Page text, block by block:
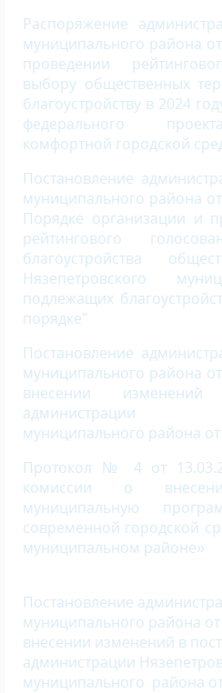
Распоряжение
муниципального района
проведении
выбору общественных
благоустройству в 2024
федерального
комфортной городской
Постановление
муниципального района
Порядке организации и
рейтингового
благоустройства
Нязепетровского
подлежащих
порядке"
Постановление
муниципального района
внесении
администрации
муниципального района
Протокол № 4 от
комиссии о
муниципальную
современной городской
муниципальном районе»
Постановление
муниципального района
внесении изменений в
администрации
муниципального района